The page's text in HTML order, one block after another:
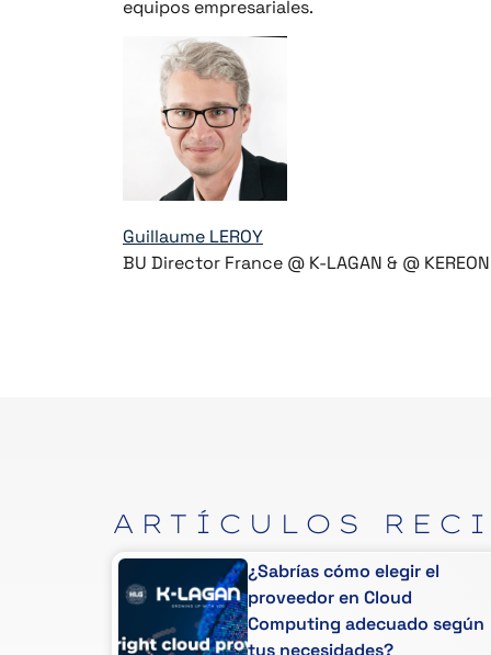
equipos empresariales.
Guillaume LEROY
BU Director France @ K-LAGAN & @
ARTÍCULOS
¿Sabrías cómo elegir el
proveedor en Cloud
Computing adecuado según